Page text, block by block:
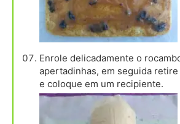
Enrole delicadamente o
apertadinhas, em seguida
e coloque em um recipiente.